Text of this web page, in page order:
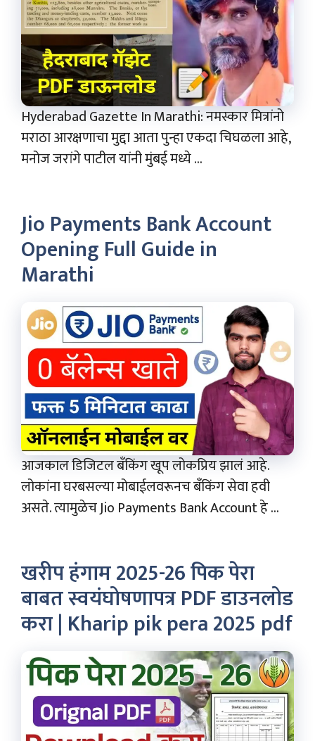
Hyderabad Gazette In Marathi: नमस्कार मित्रांनो
मराठा आरक्षणाचा मुद्दा आता पुन्हा एकदा चिघळला आहे,
मनोज जरांगे पाटील यांनी मुंबई मध्ये ...
Jio Payments Bank Account
Opening Full Guide in
Marathi
आजकाल डिजिटल बँकिंग खूप लोकप्रिय झालं आहे.
लोकांना घरबसल्या मोबाईलवरूनच बँकिंग सेवा हवी
असते. त्यामुळेच Jio Payments Bank Account हे ...
खरीप हंगाम 2025-26 पिक पेरा
बाबत स्वयंघोषणापत्र PDF डाउनलोड
करा | Kharip pik pera 2025 pdf